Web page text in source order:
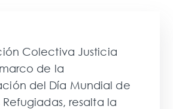
Colectiva Justicia
de la
del Día Mundial de
Refugiadas, resalta la